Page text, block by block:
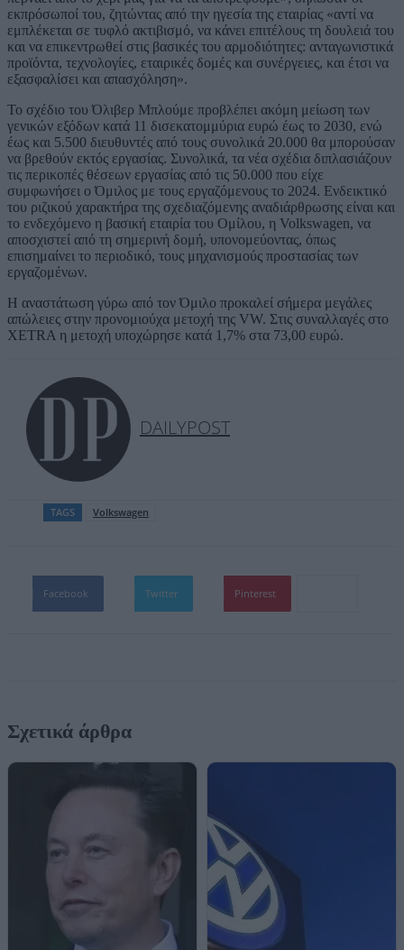
εκπρόσωποί του, ζητώντας από την ηγεσία της εταιρίας «αντί να
εμπλέκεται σε τυφλό ακτιβισμό, να κάνει επιτέλους τη δουλειά του
και να επικεντρωθεί στις βασικές του αρμοδιότητες: ανταγωνιστικά
προϊόντα, τεχνολογίες, εταιρικές δομές και συνέργειες, και έτσι να
εξασφαλίσει και απασχόληση».
Το σχέδιο του Όλιβερ Μπλούμε προβλέπει ακόμη μείωση των
γενικών εξόδων κατά 11 δισεκατομμύρια ευρώ έως το 2030, ενώ
έως και 5.500 διευθυντές από τους συνολικά 20.000 θα μπορούσαν
να βρεθούν εκτός εργασίας. Συνολικά, τα νέα σχέδια διπλασιάζουν
τις περικοπές θέσεων εργασίας από τις 50.000 που είχε
συμφωνήσει ο Όμιλος με τους εργαζόμενους το 2024. Ενδεικτικό
του ριζικού χαρακτήρα της σχεδιαζόμενης αναδιάρθρωσης είναι και
το ενδεχόμενο η βασική εταιρία του Ομίλου, η Volkswagen, να
αποσχιστεί από τη σημερινή δομή, υπονομεύοντας, όπως
επισημαίνει το περιοδικό, τους μηχανισμούς προστασίας των
εργαζομένων.
Η αναστάτωση γύρω από τον Όμιλο προκαλεί σήμερα μεγάλες
απώλειες στην προνομιούχα μετοχή της VW. Στις συναλλαγές στο
XETRA η μετοχή υποχώρησε κατά 1,7% στα 73,00 ευρώ.
DAILYPOST
TAGS Volkswagen
Facebook Twitter Pinterest
Σχετικά άρθρα